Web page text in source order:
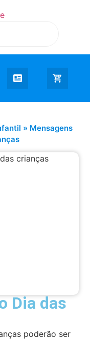
» Mensagens
Dia das
poderão ser